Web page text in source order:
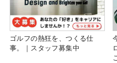
ゴルフの熱狂を、つくる仕
事。｜スタッフ募集中